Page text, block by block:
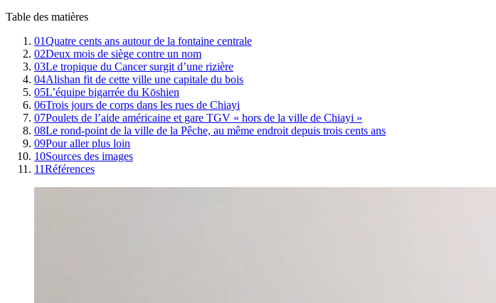
Table des matières
01Quatre cents ans autour de la fontaine centrale
02Deux mois de siège contre un nom
03Le tropique du Cancer surgit d’une rizière
04Alishan fit de cette ville une capitale du bois
05L’équipe bigarrée du Kōshien
06Trois jours de corps dans les rues de Chiayi
07Poulets de l’aide américaine et gare TGV « hors de la ville de Chiayi »
08Le rond-point de la ville de la Pêche, au même endroit depuis trois cents ans
09Pour aller plus loin
10Sources des images
11Références